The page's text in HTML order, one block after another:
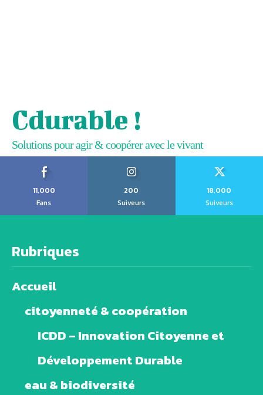
Cdurable !
Solutions pour agir & coopérer avec le vivant
11,000
Fans
200
Suiveurs
18,000
Suiveurs
Rubriques
Accueil
citoyenneté & coopération
ICDD – Innovation Citoyenne et
Développement Durable
eau & biodiversité